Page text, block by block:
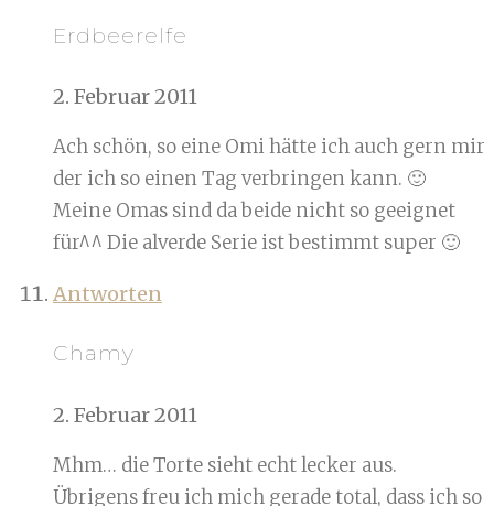
Erdbeerelfe
2. Februar 2011
Ach schön, so eine Omi hätte ich auch gern mir
der ich so einen Tag verbringen kann. 🙂
Meine Omas sind da beide nicht so geeignet
für^^ Die alverde Serie ist bestimmt super 🙂
Antworten
Chamy
2. Februar 2011
Mhm… die Torte sieht echt lecker aus.
Übrigens freu ich mich gerade total, dass ich so